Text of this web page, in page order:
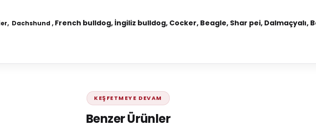
Dachshund , French bulldog, İngiliz bulldog, Cocker, Beagle, Shar pei, Dalmaçyalı,
KEŞFETMEYE DEVAM
Benzer Ürünler